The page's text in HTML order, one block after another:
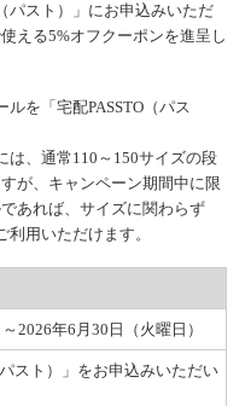
パスト）」にお申込みいただ
える5%オフクーポンを進呈し
ルを「宅配PASSTO（パス
は、通常110～150サイズの段
が、キャンペーン期間中に限
あれば、サイズに関わらず
利用いただけます。
2026年6月30日（火曜日）
スト）」をお申込みいただい